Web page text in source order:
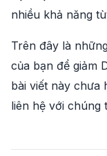
nhiều khả năng
Trên đây là
của bạn để giảm
bài viết này chưa
liên hệ với chúng